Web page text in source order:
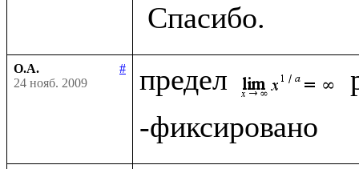
О.А.
#
24 нояб. 2009
предел